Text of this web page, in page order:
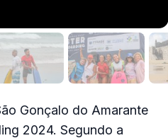
Gonçalo do Amarante
2024. Segundo a